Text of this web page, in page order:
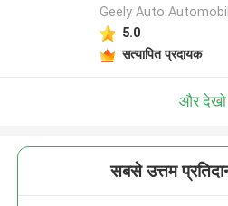
Geely Auto
5.0
सत्यापित प्रदायक
और देखो
सबसे उत्तम